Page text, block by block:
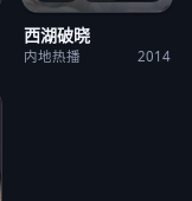
西湖破晓
内地热播 2014